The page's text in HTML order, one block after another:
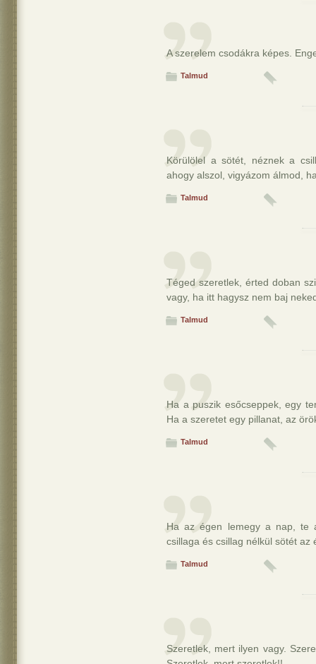
A szerelem csodákra képes.
Talmud
Körülölel a sötét, néznek a
ahogy alszol, vigyázom álmod,
Talmud
Téged szeretlek, érted doban
vagy, ha itt hagysz nem baj
Talmud
Ha a puszik esőcseppek, egy
Ha a szeretet egy pillanat, az
Talmud
Ha az égen lemegy a nap, te
csillaga és csillag nélkül sötét az
Talmud
Szeretlek, mert ilyen vagy.